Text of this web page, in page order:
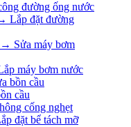
đường ống nước
Lắp đặt đường
→ Sửa máy bơm
máy bơm nước
bồn cầu
cầu
cống nghẹt
đặt bể tách mỡ